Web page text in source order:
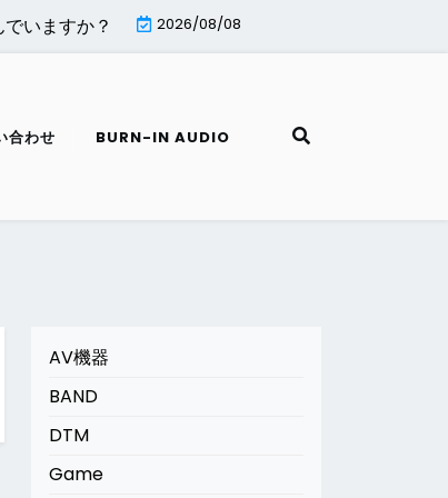
いますか？ | MiniTool Partition Wizard無料版はど
2026/08/08
合わせ BURN-IN AUDIO
AV機器
BAND
DTM
Game